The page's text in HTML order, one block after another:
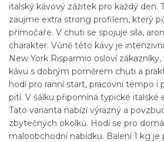
italský kávový zážitek pro každý den.
zaujme extra strong profilem, který
přímočaře. V chuti se spojuje síla,
charakter. Vůně této kávy je
New York Risparmio osloví
kávu s dobrým poměrem chuti a
hodí pro ranní start, pracovní tempo i
pití. V šálku připomíná typické italské
Tato varianta nabízí výrazný a
zbytečných okolků. Hodí se pro
maloobchodní nabídku. Balení 1 kg je